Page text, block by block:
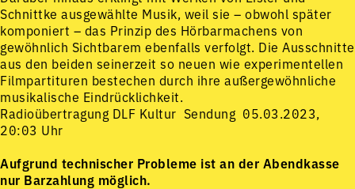
Schnittke ausgewählte Musik, weil sie – obwohl später
komponiert – das Prinzip des Hörbarmachens von
gewöhnlich Sichtbarem ebenfalls verfolgt. Die Ausschnitte
aus den beiden seinerzeit so neuen wie experimentellen
Filmpartituren bestechen durch ihre außergewöhnliche
musikalische Eindrücklichkeit.
Radioübertragung DLF Kultur Sendung 05.03.2023,
20:03 Uhr
Aufgrund technischer Probleme ist an der Abendkasse
nur Barzahlung möglich.